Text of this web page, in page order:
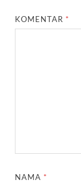
KOMENTAR *
NAMA *